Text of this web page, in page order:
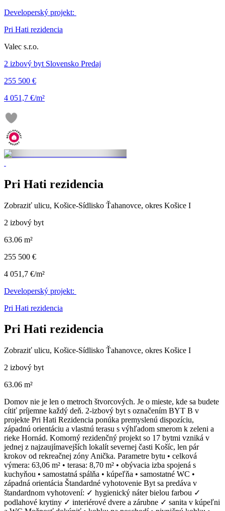
Developerský projekt:
Pri Hati rezidencia
Valec s.r.o.
2 izbový byt Slovensko Predaj
255 500 €
4 051,7 €/m²
Pri Hati rezidencia
Zobraziť ulicu, Košice-Sídlisko Ťahanovce, okres Košice I
2 izbový byt
63.06 m²
255 500 €
4 051,7 €/m²
Developerský projekt:
Pri Hati rezidencia
Pri Hati rezidencia
Zobraziť ulicu, Košice-Sídlisko Ťahanovce, okres Košice I
2 izbový byt
63.06 m²
Domov nie je len o metroch štvorcových. Je o mieste, kde sa budete
cítiť príjemne každý deň. 2-izbový byt s označením BYT B v
projekte Pri Hati Rezidencia ponúka premyslenú dispozíciu,
západnú orientáciu a vlastnú terasu s výhľadom smerom k zeleni a
rieke Hornád. Komorný rezidenčný projekt so 17 bytmi vzniká v
jednej z najzaujímavejších lokalít severnej časti Košíc, len pár
krokov od rekreačnej zóny Anička. Parametre bytu • celková
výmera: 63,06 m² • terasa: 8,70 m² • obývacia izba spojená s
kuchyňou • samostatná spálňa • kúpeľňa • samostatné WC •
západná orientácia Štandardné vyhotovenie Byt sa predáva v
štandardnom vyhotovení: ✓ hygienický náter bielou farbou ✓
podlahové krytiny ✓ interiérové dvere a zárubne ✓ sanita v kúpeľni